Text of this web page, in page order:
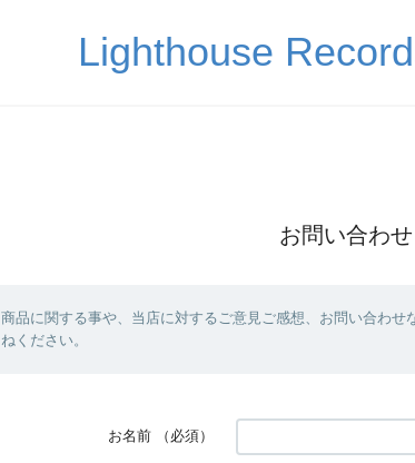
Lighthouse
お問い合わせ
商品に関する事や、当店に対するご意見ご感想、お問い合わ
ねください。
お名前 （必須）